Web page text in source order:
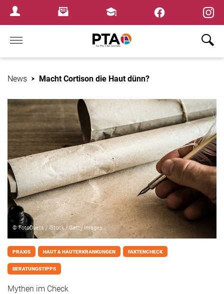
Login MenuNewsletterFortbildungen
Home
News Macht Cortison die Haut dünn?
© FotoDuets / iStock / Getty Images
PRAXIS HAUT & HAUTERKRANKUNGEN FAKTENCHECK
BERATUNGSTIPPS
Mythen im Check
×